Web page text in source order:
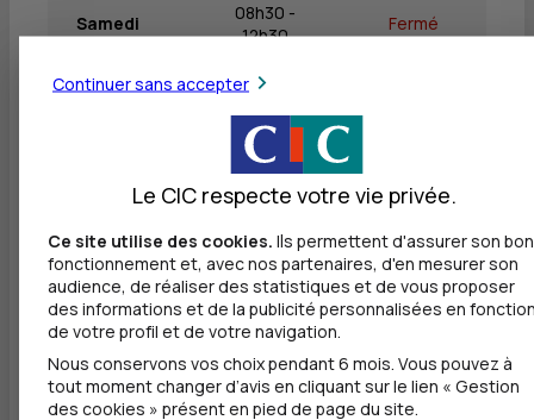
Samedi
08h30 -
12h30
Fermé
Fermé
Autres agences les plus proches
CIC ROYAN - SAUJON
à 9,8 km
30 RUE CARNOT
17600 SAUJON
Continuer sans accepter
Le CIC respecte votre vie privée.
Ce site utilise des cookies. Ils permettent d'assurer son bon
fonctionnement et, avec nos partenaires, d'en mesurer son
audience, de réaliser des statistiques et de vous proposer
des informations et de la publicité personnalisées en
de votre profil et de votre navigation.
Nous conservons vos choix pendant 6 mois. Vous pouvez à
tout moment changer d’avis en cliquant sur le lien « Gestion
des cookies » présent en pied de page du site.